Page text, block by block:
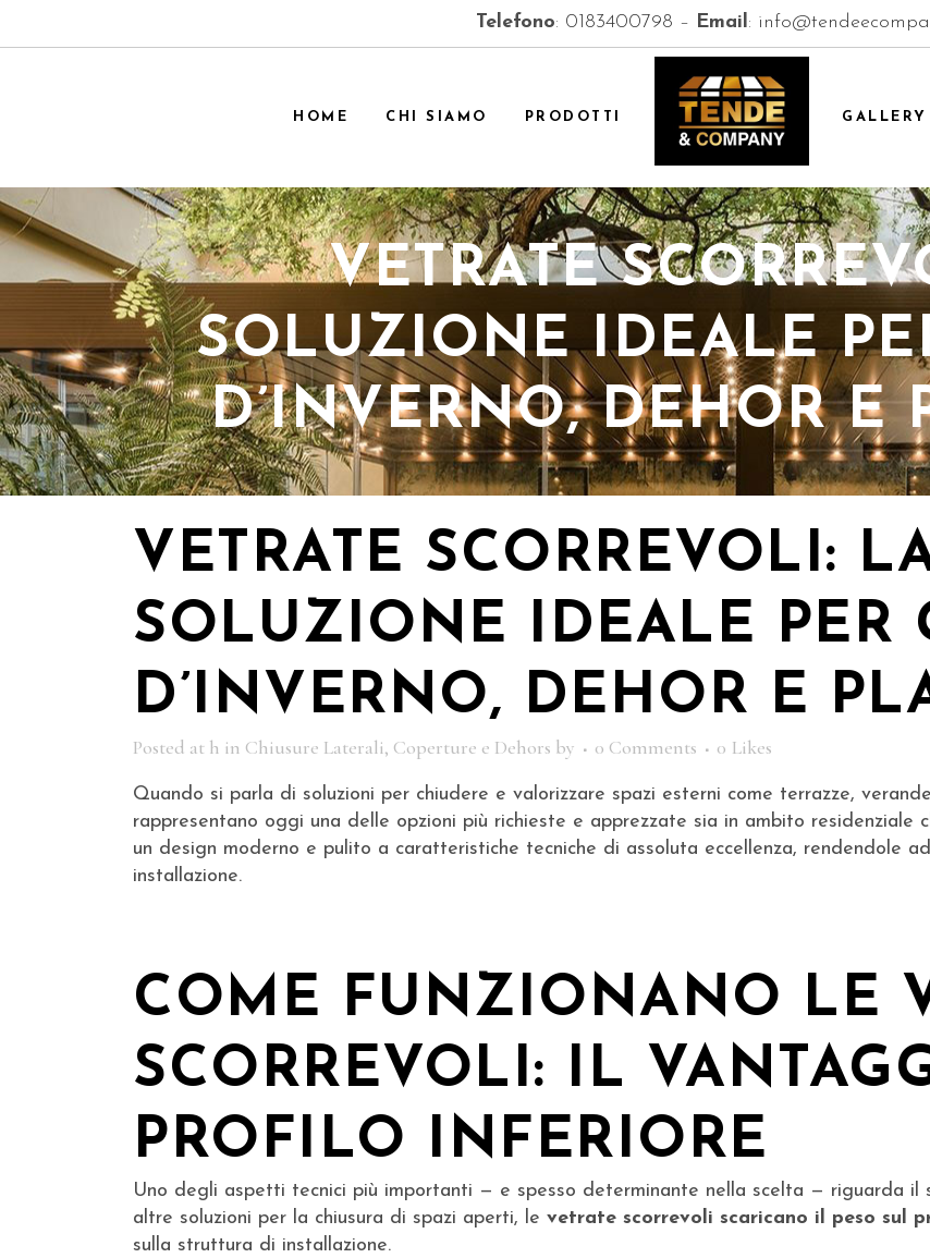
Telefono: 0183400798 – Email:
HOME CHI SIAMO PRODOTTI GALLERY
VETRATE
SOLUZIONE IDEALE
D’INVERNO, DEHOR E
VETRATE SCORREVOLI:
SOLUZIONE IDEALE PER
D’INVERNO, DEHOR E
Posted at h in Chiusure Laterali, Coperture e Dehors by 0 Comments 0 Likes
Quando si parla di soluzioni per chiudere e valorizzare spazi esterni come terrazze,
rappresentano oggi una delle opzioni più richieste e apprezzate sia in ambito residenziale
un design moderno e pulito a caratteristiche tecniche di assoluta eccellenza, rendendole
installazione.
COME FUNZIONANO LE
SCORREVOLI: IL
PROFILO INFERIORE
Uno degli aspetti tecnici più importanti — e spesso determinante nella scelta — riguarda il
altre soluzioni per la chiusura di spazi aperti, le vetrate scorrevoli scaricano il peso sul
sulla struttura di installazione.